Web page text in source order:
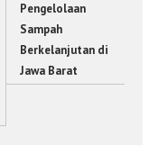
Pengelolaan
Sampah
Berkelanjutan di
Jawa Barat